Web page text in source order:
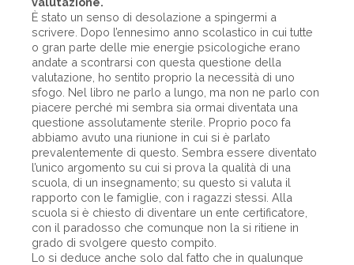
È stato un senso di desolazione a spingermi a
scrivere. Dopo l’ennesimo anno scolastico in cui tutte
o gran parte delle mie energie psicologiche erano
andate a scontrarsi con questa questione della
valutazione, ho sentito proprio la necessità di uno
sfogo. Nel libro ne parlo a lungo, ma non ne parlo con
piacere perché mi sembra sia ormai diventata una
questione assolutamente sterile. Proprio poco fa
abbiamo avuto una riunione in cui si è parlato
prevalentemente di questo. Sembra essere diventato
l’unico argomento su cui si prova la qualità di una
scuola, di un insegnamento; su questo si valuta il
rapporto con le famiglie, con i ragazzi stessi. Alla
scuola si è chiesto di diventare un ente certificatore,
con il paradosso che comunque non la si ritiene in
grado di svolgere questo compito.
Lo si deduce anche solo dal fatto che in qualunque